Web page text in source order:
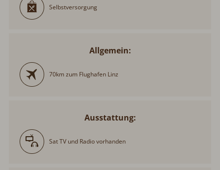
Selbstversorgung
Allgemein:
70km zum Flughafen Linz
Ausstattung:
Sat TV und Radio vorhanden